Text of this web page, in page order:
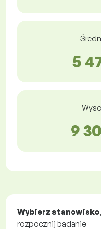
5
9
Wybierz stanowisko
rozpocznij badanie.